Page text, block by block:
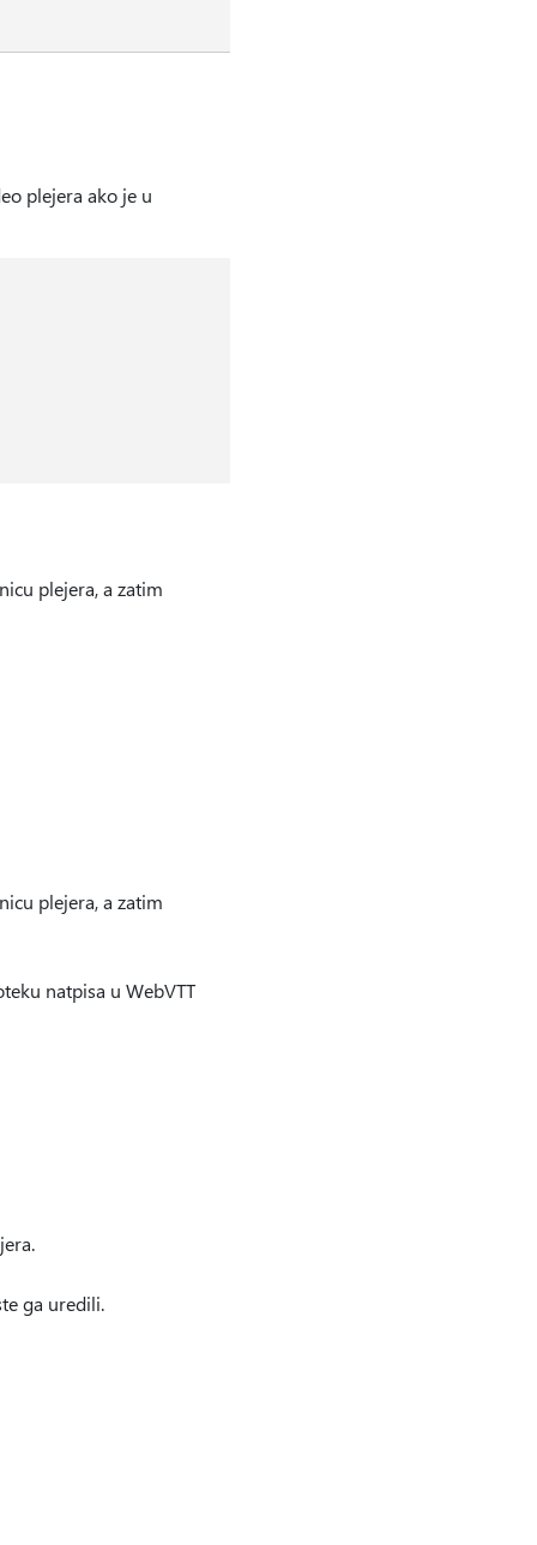
plejera ako je u
plejera, a zatim
plejera, a zatim
natpisa u WebVTT
ga uredili.